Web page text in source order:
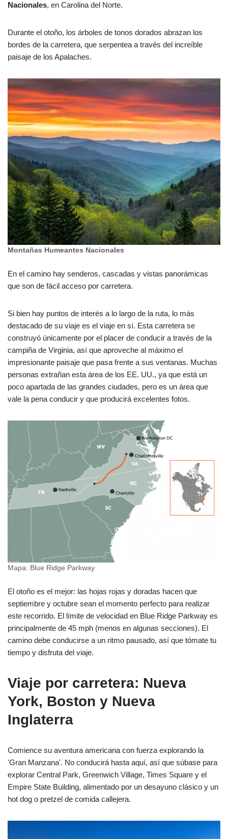
Nacionales, en Carolina del Norte.
Durante el otoño, los árboles de tonos dorados abrazan los
bordes de la carretera, que serpentea a través del increíble
paisaje de los Apalaches.
Montañas Humeantes Nacionales
En el camino hay senderos, cascadas y vistas panorámicas
que son de fácil acceso por carretera.
Si bien hay puntos de interés a lo largo de la ruta, lo más
destacado de su viaje es el viaje en sí. Esta carretera se
construyó únicamente por el placer de conducir a través de la
campiña de Virginia, así que aproveche al máximo el
impresionante paisaje que pasa frente a sus ventanas. Muchas
personas extrañan esta área de los EE. UU., ya que está un
poco apartada de las grandes ciudades, pero es un área que
vale la pena conducir y que producirá excelentes fotos.
Mapa: Blue Ridge Parkway
El otoño es el mejor: las hojas rojas y doradas hacen que
septiembre y octubre sean el momento perfecto para realizar
este recorrido. El límite de velocidad en Blue Ridge Parkway es
principalmente de 45 mph (menos en algunas secciones). El
camino debe conducirse a un ritmo pausado, así que tómate tu
tiempo y disfruta del viaje.
Viaje por carretera: Nueva
York, Boston y Nueva
Inglaterra
Comience su aventura americana con fuerza explorando la
'Gran Manzana'. No conducirá hasta aquí, así que súbase para
explorar Central Park, Greenwich Village, Times Square y el
Empire State Building, alimentado por un desayuno clásico y un
hot dog o pretzel de comida callejera.